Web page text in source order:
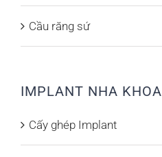
Cầu răng sứ
IMPLANT NHA KHOA
Cấy ghép Implant